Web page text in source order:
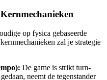
op fysica gebaseerde
zal je strategie
De game is strikt turn-
neemt de tegenstander